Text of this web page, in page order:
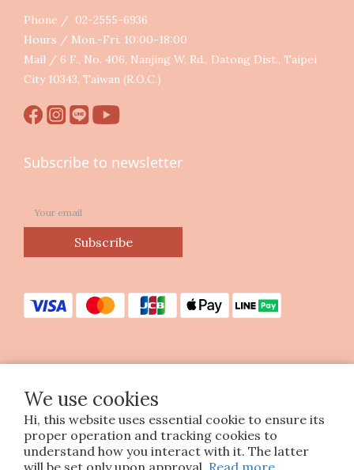
We use cookies
Hi, this website uses essential cookie to ensure its
proper operation and tracking cookies to
understand how you interact with it. The latter
will be set only upon approval. Read more
Phone / 02-2555-6936
Hours / Mon.-Fri. 10:00-18:00
Mail / 6 F., No. 406, Nanjing W. Rd., Datong Dist., Taipei
City 10343, Taiwan (R.O.C.)
Subscribe to newsletter
Subscribe
統編25070663